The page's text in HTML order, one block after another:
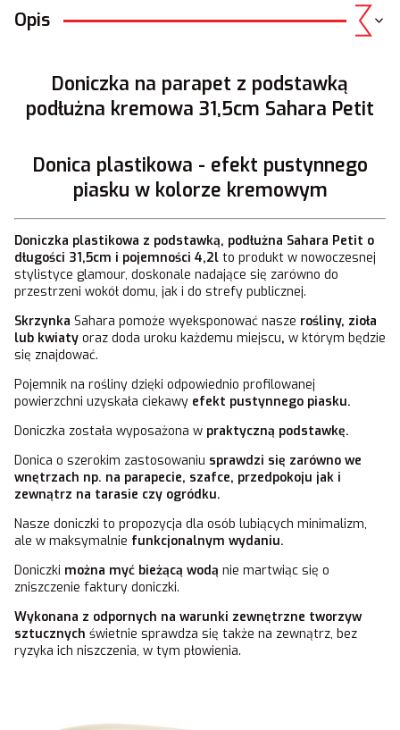
Opis
Doniczka na parapet z podstawką
podłużna kremowa 31,5cm Sahara Petit
Donica plastikowa - efekt pustynnego
piasku w kolorze kremowym
Doniczka plastikowa z podstawką, podłużna Sahara Petit o
długości 31,5cm i pojemności 4,2l to produkt w nowoczesnej
stylistyce glamour, doskonale nadające się zarówno do
przestrzeni wokół domu, jak i do strefy publicznej.
Skrzynka Sahara pomoże wyeksponować nasze rośliny, zioła
lub kwiaty oraz doda uroku każdemu miejscu, w którym będzie
się znajdować.
Pojemnik na rośliny dzięki odpowiednio profilowanej
powierzchni uzyskała ciekawy efekt pustynnego piasku.
Doniczka została wyposażona w praktyczną podstawkę.
Donica o szerokim zastosowaniu sprawdzi się zarówno we
wnętrzach np. na parapecie, szafce, przedpokoju jak i
zewnątrz na tarasie czy ogródku.
Nasze doniczki to propozycja dla osób lubiących minimalizm,
ale w maksymalnie funkcjonalnym wydaniu.
Doniczki można myć bieżącą wodą nie martwiąc się o
zniszczenie faktury doniczki.
Wykonana z odpornych na warunki zewnętrzne tworzyw
sztucznych świetnie sprawdza się także na zewnątrz, bez
ryzyka ich niszczenia, w tym płowienia.